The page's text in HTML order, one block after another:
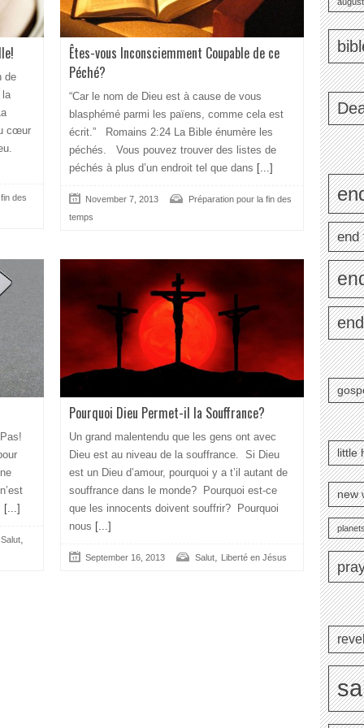
de
la
cœur
des
Êtes-vous Inconsciemment Coupable de ce
Péché?
“Car le nom de Dieu est à cause de vous
blasphémé parmi les païens, comme cela est
écrit.” Romains 2:24 La Bible énumère les
péchés. Vous pouvez trouver des listes de
péchés à plus d’un endroit tel que dans [...]
November 7, 2013
Préparation pour la fin des
temps
[...]
Salut,
Pourquoi Dieu Permet-il la Souffrance?
Un grand malentendu que les gens ont avec
Dieu est au niveau de la souffrance. Si Dieu
est un Dieu d’amour, pourquoi y a t’il autant de
souffrance dans le monde? Pourquoi est-ce
que les innocents doivent souffrir? Pourquoi
nous [...]
September 16, 2013 Salut, Liberté en Jésus
end
little
new